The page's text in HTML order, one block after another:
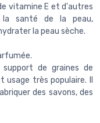
vitamine E et d'autres
la santé de la peau,
la peau sèche.
de graines de
très populaire. Il
des savons, des